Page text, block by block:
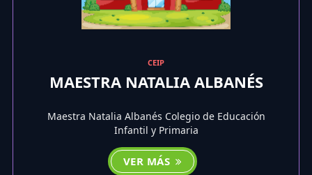
CEIP
MAESTRA NATALIA ALBANÉS
Maestra Natalia Albanés Colegio de Educación
Infantil y Primaria
VER MÁS